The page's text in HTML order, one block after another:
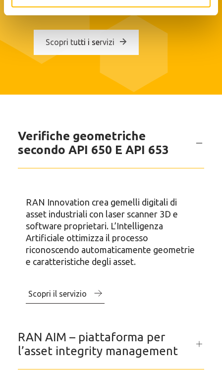
ottimizzazione dei tuoi asset.
Scopri tutti i servizi
Verifiche geometriche
secondo API 650 E API 653
RAN Innovation crea gemelli digitali di
asset industriali con laser scanner 3D e
software proprietari. L’Intelligenza
Artificiale ottimizza il processo
riconoscendo automaticamente geometrie
e caratteristiche degli asset.
Scopri il servizio
RAN AIM – piattaforma per
l’asset integrity management